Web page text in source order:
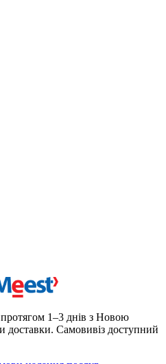
протягом 1–3 днів з Новою
Самовивіз доступний